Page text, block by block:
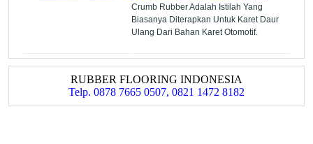
Crumb Rubber Adalah Istilah Yang
Biasanya Diterapkan Untuk Karet Daur
Ulang Dari Bahan Karet Otomotif.
RUBBER FLOORING INDONESIA
Telp. 0878 7665 0507, 0821 1472 8182